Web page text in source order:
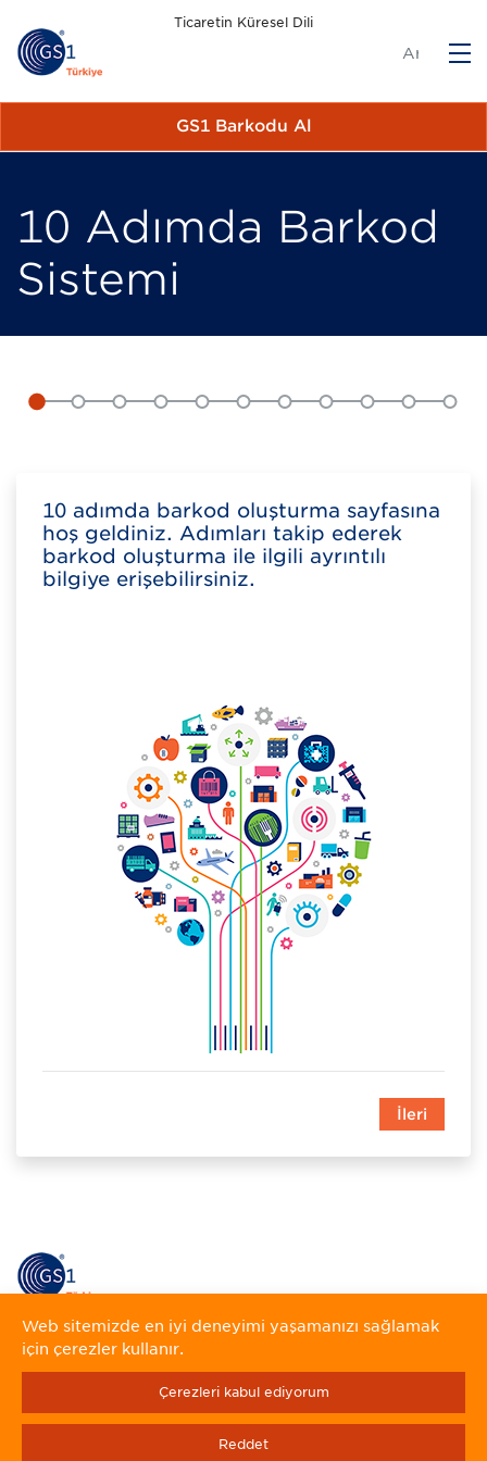
Ticaretin Küresel Dili
GS1 Barkodu Al
10 Adımda Barkod
Sistemi
10 adımda barkod oluşturma sayfasına
hoş geldiniz. Adımları takip ederek
barkod oluşturma ile ilgili ayrıntılı
bilgiye erişebilirsiniz.
İleri
Web sitemizde en iyi deneyimi yaşamanızı sağlamak
için çerezler kullanır.
Çerezleri kabul ediyorum
Reddet